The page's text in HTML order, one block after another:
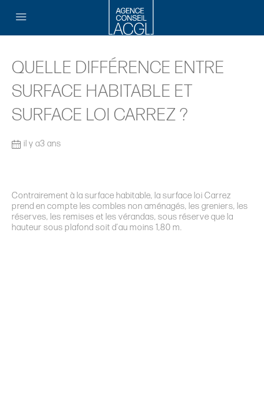
QUELLE DIFFÉRENCE ENTRE
SURFACE HABITABLE ET
SURFACE LOI CARREZ ?
il y a3 ans
Contrairement à la surface habitable, la surface loi Carrez
prend en compte les combles non aménagés, les greniers, les
réserves, les remises et les vérandas, sous réserve que la
hauteur sous plafond soit d’au moins 1,80 m.